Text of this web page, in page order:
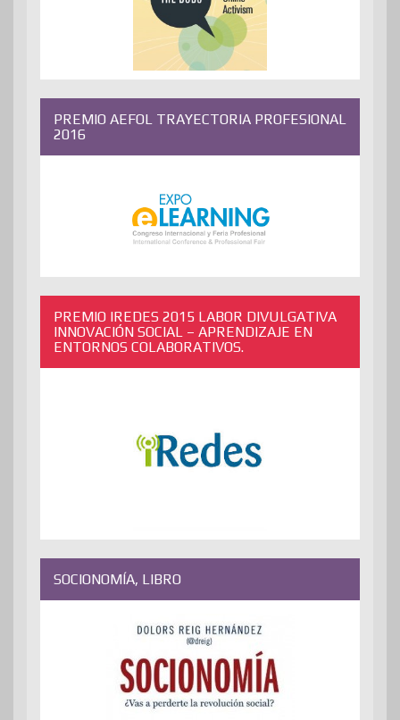
PREMIO AEFOL TRAYECTORIA PROFESIONAL
2016
PREMIO IREDES 2015 LABOR DIVULGATIVA
INNOVACIÓN SOCIAL – APRENDIZAJE EN
ENTORNOS COLABORATIVOS.
SOCIONOMÍA, LIBRO